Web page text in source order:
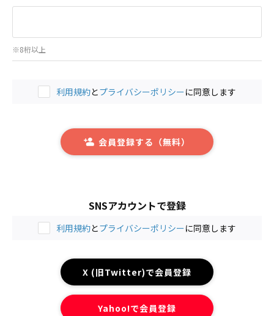
SNSアカウントで登録
利用規約とプライバシーポリシーに同意します
X (旧Twitter)で会員登録
Yahoo!で会員登録
※8桁以上
利用規約とプライバシーポリシーに同意します
会員登録する（無料）